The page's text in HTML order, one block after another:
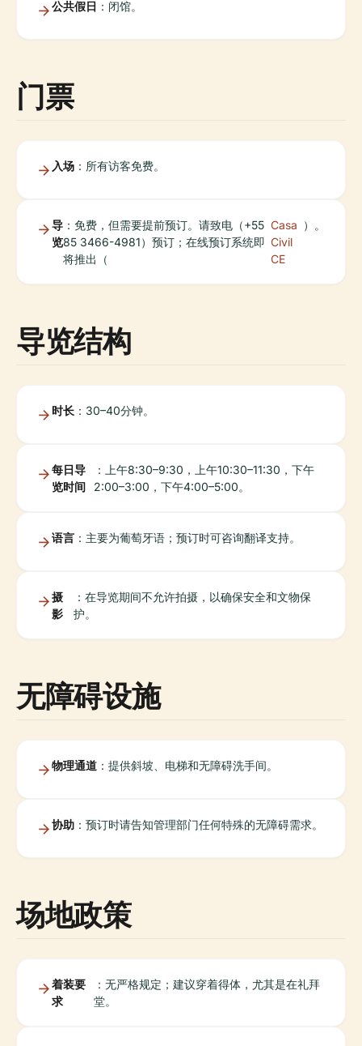
公共假日 ：闭馆。
门票
入场 ：所有访客免费。
导
览
：免费，但需要提前预订。请致电（+55
85 3466-4981）预订；在线预订系统即
将推出（
Casa
Civil
CE
）。
导览结构
时长 ：30–40分钟。
每日导
览时间
：上午8:30–9:30，上午10:30–11:30，下午
2:00–3:00，下午4:00–5:00。
语言 ：主要为葡萄牙语；预订时可咨询翻译支持。
摄
影
：在导览期间不允许拍摄，以确保安全和文物保
护。
无障碍设施
物理通道 ：提供斜坡、电梯和无障碍洗手间。
协助 ：预订时请告知管理部门任何特殊的无障碍需求。
场地政策
着装要
求
：无严格规定；建议穿着得体，尤其是在礼拜
堂。